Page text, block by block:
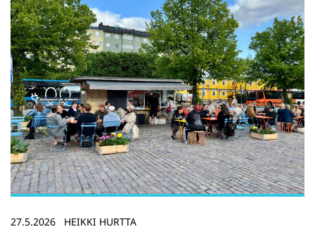
27.5.2026 HEIKKI HURTTA